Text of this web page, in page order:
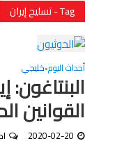
Tag - تسليح إيران
أحداث اليوم•خليجي
البنتاغون:
القوانين
2020-02-20